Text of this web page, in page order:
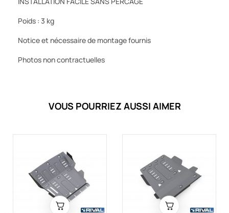
Poids : 3 kg
Notice et nécessaire de montage fournis
Photos non contractuelles
VOUS POURRIEZ AUSSI AIMER